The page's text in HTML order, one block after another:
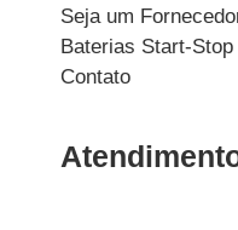
Seja um
Baterias Start-Stop
Contato